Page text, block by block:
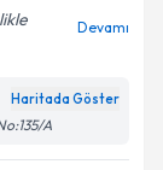
Devamı
Haritada Göster
A